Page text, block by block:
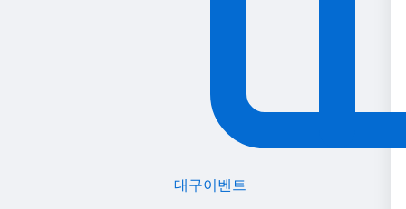
대구이벤트